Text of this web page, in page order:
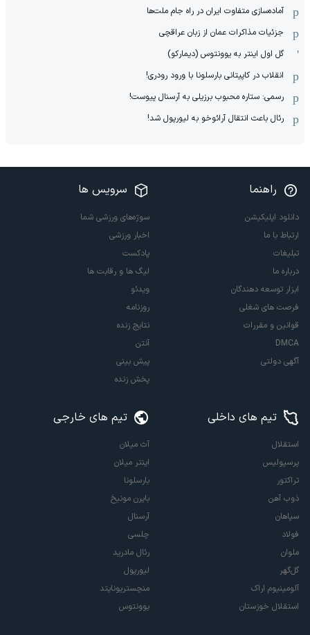
آماده‌سازی متفاوت ایران در راه جام ملت‌ها
جزئیات مذاکرات عمان از زبان عراقچی
گل اول اینتر به یوونتوس (دیمارکو)
انقلاب در کاپیتانی بارسلونا با ورود رودری!
رسمی: ستاره محبوب برزیلی به آرسنال پیوست!
رئال باعث انتقال آرائوخو به لیورپول شد!
راهنما
دانلود اپلیکیشن
ارتباط با ما
تبلیغات
درباره ما
ابزار توسعه دهندگان
فرصت های شغلی
قوانین و مقررات
DMCA
آگهی دولتی
سرویس ها
سوژه‌های ورزشی شما
اخبار ورزشی
پادکست
لیگ ها و رقابت ها
ویدئو
روزنامه
نتایج زنده
آنتن
پیش بینی
پخش زنده
تیم های داخلی
استقلال
پرسپولیس
تراکتور
ذوب آهن
سپاهان
فولاد
ملوان
گل‌گهر
آلومینیوم اراک
استقلال خوزستان
تیم های خارجی
آث میلان
اینتر میلان
بارسلونا
بایرن مونیخ
آرسنال
چلسی
رئال مادرید
لیورپول
منچستریونایتد
یوونتوس